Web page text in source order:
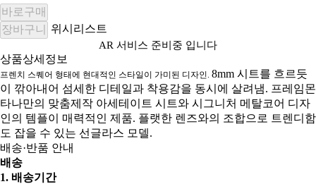
바로구매
장바구니
위시리스트
AR 서비스 준비중 입니다
상품상세정보
프렌치 스퀘어 형태에 현대적인 스타일이 가미된 디자인. 8mm 시트를 흐르듯
이 깎아내어 섬세한 디테일과 착용감을 동시에 살려냄. 프레임몬
타나만의 맞춤제작 아세테이트 시트와 시그니처 메탈코어 디자
인의 템플이 매력적인 제품. 플랫한 렌즈와의 조합으로 트렌디함
도 잡을 수 있는 선글라스 모델.
배송·반품 안내
배송
1. 배송기간